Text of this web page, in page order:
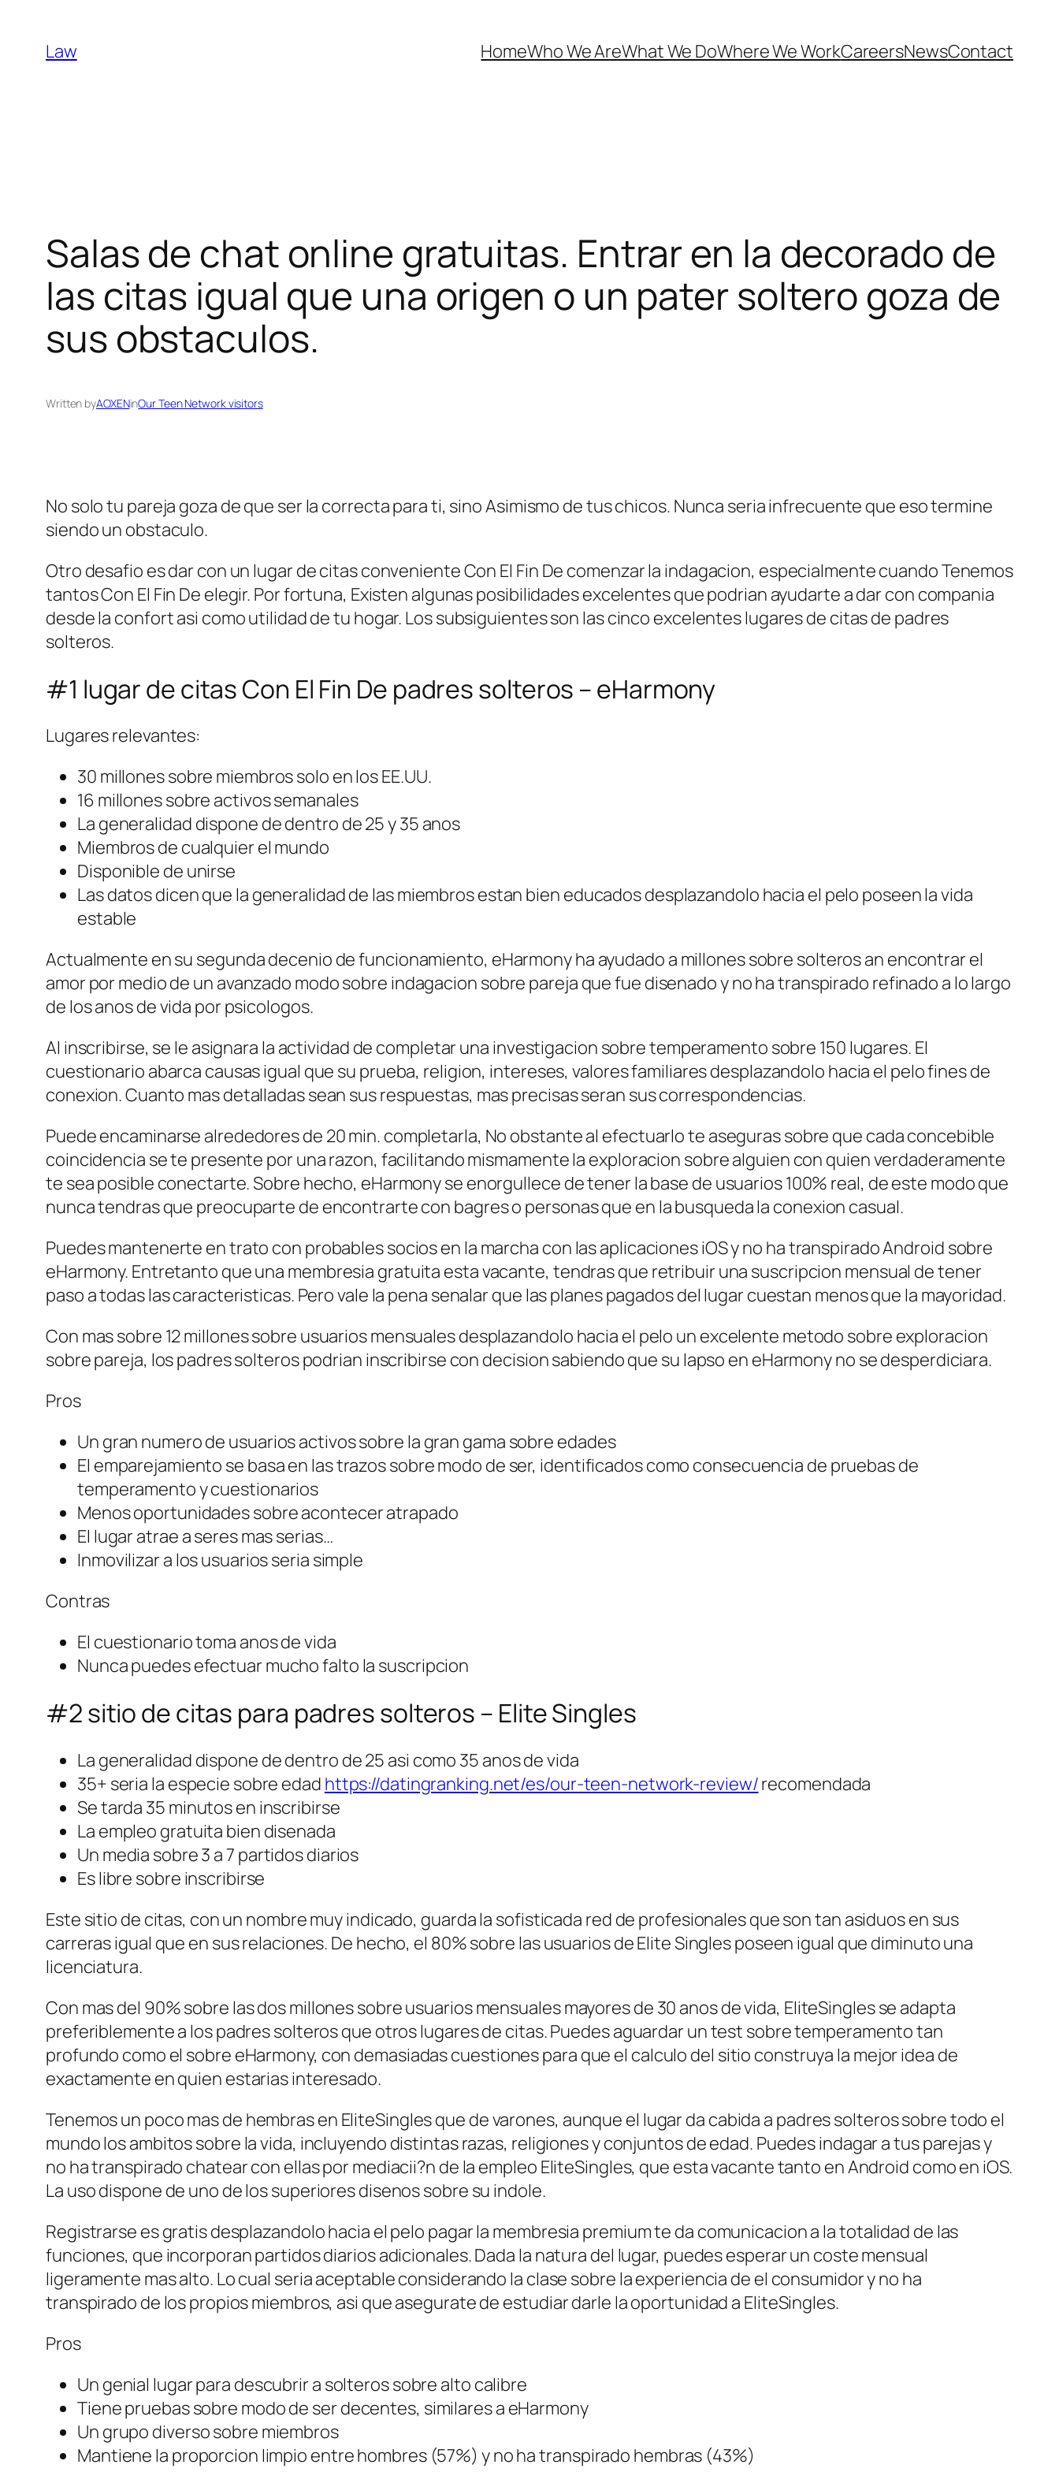
content
Law HomeWho We AreWhat We DoWhere We WorkCareersNewsContact
Salas de chat online gratuitas. Entrar en la decorado de
las citas igual que una origen o un pater soltero goza de
sus obstaculos.
Written byAOXENinOur Teen Network visitors
No solo tu pareja goza de que ser la correcta para ti, sino Asimismo de tus chicos. Nunca seri­a infrecuente que eso termine
siendo un obstaculo.
Otro desafio es dar con un lugar de citas conveniente Con El Fin De comenzar la indagacion, especialmente cuando Tenemos
tantos Con El Fin De elegir. Por fortuna, Existen algunas posibilidades excelentes que podri­an ayudarte a dar con compania
desde la confort asi­ como utilidad de tu hogar. Los subsiguientes son las cinco excelentes lugares de citas de padres
solteros.
#1 lugar de citas Con El Fin De padres solteros – eHarmony
Lugares relevantes:
30 millones sobre miembros solo en los EE.UU.
16 millones sobre activos semanales
La generalidad dispone de dentro de 25 y 35 anos
Miembros de cualquier el mundo
Disponible de unirse
Las datos dicen que la generalidad de las miembros estan bien educados desplazandolo hacia el pelo poseen la vida
estable
Actualmente en su segunda decenio de funcionamiento, eHarmony ha ayudado a millones sobre solteros an encontrar el
amor por medio de un avanzado modo sobre indagacion sobre pareja que fue disenado y no ha transpirado refinado a lo largo
de los anos de vida por psicologos.
Al inscribirse, se le asignara la actividad de completar una investigacion sobre temperamento sobre 150 lugares. El
cuestionario abarca causas igual que su prueba, religion, intereses, valores familiares desplazandolo hacia el pelo fines de
conexion. Cuanto mas detalladas sean sus respuestas, mas precisas seran sus correspondencias.
Puede encaminarse alrededores de 20 min. completarla, No obstante al efectuarlo te aseguras sobre que cada concebible
coincidencia se te presente por una razon, facilitando mismamente la exploracion sobre alguien con quien verdaderamente
te sea posible conectarte. Sobre hecho, eHarmony se enorgullece de tener la base de usuarios 100% real, de este modo que
nunca tendras que preocuparte de encontrarte con bagres o personas que en la busqueda la conexion casual.
Puedes mantenerte en trato con probables socios en la marcha con las aplicaciones iOS y no ha transpirado Android sobre
eHarmony. Entretanto que una membresia gratuita esta vacante, tendras que retribuir una suscripcion mensual de tener
paso a todas las caracteristicas. Pero vale la pena senalar que las planes pagados del lugar cuestan menos que la mayoridad.
Con mas sobre 12 millones sobre usuarios mensuales desplazandolo hacia el pelo un excelente metodo sobre exploracion
sobre pareja, los padres solteros podri­an inscribirse con decision sabiendo que su lapso en eHarmony no se desperdiciara.
Pros
Un gran numero de usuarios activos sobre la gran gama sobre edades
El emparejamiento se basa en las trazos sobre modo de ser, identificados como consecuencia de pruebas de
temperamento y cuestionarios
Menos oportunidades sobre acontecer atrapado
El lugar atrae a seres mas serias…
Inmovilizar a los usuarios seri­a simple
Contras
El cuestionario toma anos de vida
Nunca puedes efectuar mucho falto la suscripcion
#2 sitio de citas para padres solteros – Elite Singles
La generalidad dispone de dentro de 25 asi­ como 35 anos de vida
35+ seri­a la especie sobre edad https://datingranking.net/es/our-teen-network-review/recomendada
Se tarda 35 minutos en inscribirse
La empleo gratuita bien disenada
Un media sobre 3 a 7 partidos diarios
Es libre sobre inscribirse
Este sitio de citas, con un nombre muy indicado, guarda la sofisticada red de profesionales que son tan asiduos en sus
carreras igual que en sus relaciones. De hecho, el 80% sobre las usuarios de Elite Singles poseen igual que diminuto una
licenciatura.
Con mas del 90% sobre las dos millones sobre usuarios mensuales mayores de 30 anos de vida, EliteSingles se adapta
preferiblemente a los padres solteros que otros lugares de citas. Puedes aguardar un test sobre temperamento tan
profundo como el sobre eHarmony, con demasiadas cuestiones para que el calculo del sitio construya la mejor idea de
exactamente en quien estarias interesado.
Tenemos un poco mas de hembras en EliteSingles que de varones, aunque el lugar da cabida a padres solteros sobre todo el
mundo los ambitos sobre la vida, incluyendo distintas razas, religiones y conjuntos de edad. Puedes indagar a tus parejas y
no ha transpirado chatear con ellas por mediacii?n de la empleo EliteSingles, que esta vacante tanto en Android como en iOS.
La uso dispone de uno de los superiores disenos sobre su indole.
Registrarse es gratis desplazandolo hacia el pelo pagar la membresia premium te da comunicacion a la totalidad de las
funciones, que incorporan partidos diarios adicionales. Dada la natura del lugar, puedes esperar un coste mensual
ligeramente mas alto. Lo cual seri­a aceptable considerando la clase sobre la experiencia de el consumidor y no ha
transpirado de los propios miembros, asi que asegurate de estudiar darle la oportunidad a EliteSingles.
Pros
Un genial lugar para descubrir a solteros sobre alto calibre
Tiene pruebas sobre modo de ser decentes, similares a eHarmony
Un grupo diverso sobre miembros
Mantiene la proporcion limpio entre hombres (57%) y no ha transpirado hembras (43%)